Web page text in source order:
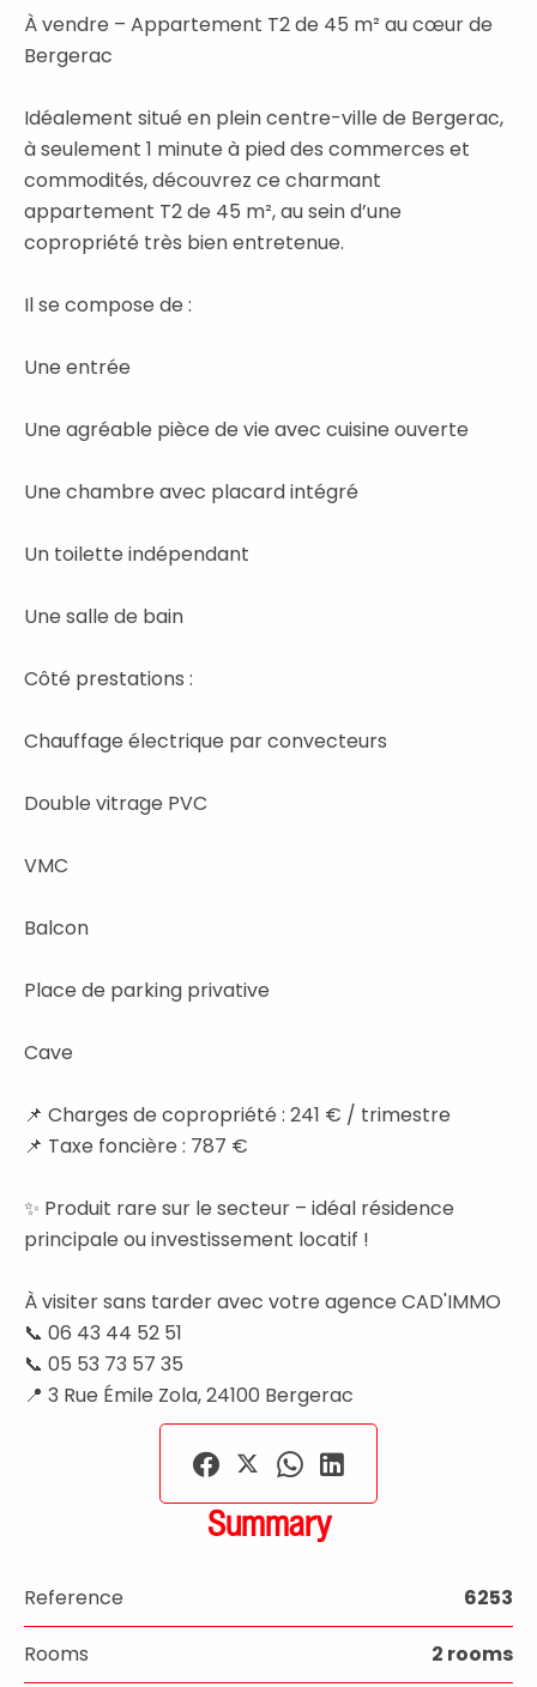
À vendre – Appartement T2 de 45 m² au cœur de
Bergerac
Idéalement situé en plein centre-ville de Bergerac,
à seulement 1 minute à pied des commerces et
commodités, découvrez ce charmant
appartement T2 de 45 m², au sein d’une
copropriété très bien entretenue.
Il se compose de :
Une entrée
Une agréable pièce de vie avec cuisine ouverte
Une chambre avec placard intégré
Un toilette indépendant
Une salle de bain
Côté prestations :
Chauffage électrique par convecteurs
Double vitrage PVC
VMC
Balcon
Place de parking privative
Cave
📌 Charges de copropriété : 241 € / trimestre
📌 Taxe foncière : 787 €
✨ Produit rare sur le secteur – idéal résidence
principale ou investissement locatif !
À visiter sans tarder avec votre agence CAD'IMMO
📞 06 43 44 52 51
📞 05 53 73 57 35
📍 3 Rue Émile Zola, 24100 Bergerac
Summary
Reference 6253
Rooms 2 rooms